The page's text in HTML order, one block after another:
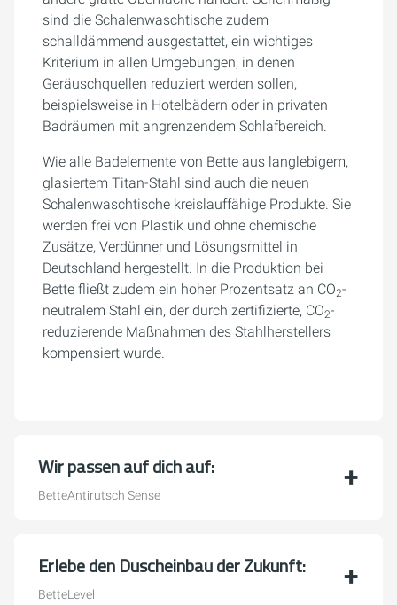
sind die Schalenwaschtische zudem
schalldämmend ausgestattet, ein wichtiges
Kriterium in allen Umgebungen, in denen
Geräuschquellen reduziert werden sollen,
beispielsweise in Hotelbädern oder in privaten
Badräumen mit angrenzendem Schlafbereich.
Wie alle Badelemente von Bette aus langlebigem,
glasiertem Titan-Stahl sind auch die neuen
Schalenwaschtische kreislauffähige Produkte. Sie
werden frei von Plastik und ohne chemische
Zusätze, Verdünner und Lösungsmittel in
Deutschland hergestellt. In die Produktion bei
Bette fließt zudem ein hoher Prozentsatz an CO2-
neutralem Stahl ein, der durch zertifizierte, CO2-
reduzierende Maßnahmen des Stahlherstellers
kompensiert wurde.
Wir passen auf dich auf:
BetteAntirutsch Sense
Erlebe den Duscheinbau der Zukunft:
BetteLevel